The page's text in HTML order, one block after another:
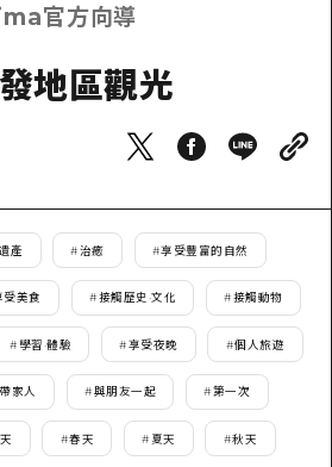
產
體驗
天
邊
量摘要
堵
費 Wi-Fi
外國遊客的街角旅遊信息中心
指南
頻
題
官方向導
地區觀光
產 #治癒 #享受豐富的自然
受美食 #接觸歷史·文化 #接觸動物
# 學習·體驗 #享受夜晚 #個人旅遊
帶家人 #與朋友一起 #第一次
#春天 # 夏天 #秋天